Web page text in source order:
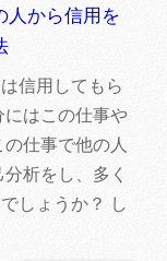
人から信用を
信用してもら
にはこの仕事や
仕事で他の人
析をし、多く
しょうか？ し